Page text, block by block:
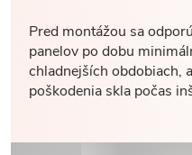
Pred montážou sa
panelov po dobu
chladnejších obdobiach,
poškodenia skla počas